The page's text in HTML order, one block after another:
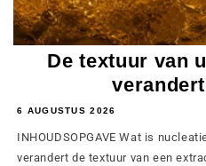
De textuur van
6 AUGUSTUS 2026
INHOUDSOPGAVE Wat is
verandert de textuur van een